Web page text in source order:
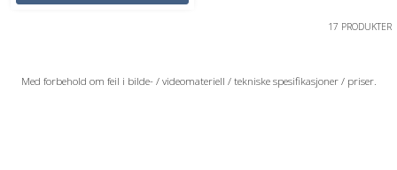
17 PRODUKTER
Med forbehold om feil i bilde- / videomateriell / tekniske spesifikasjoner / priser.